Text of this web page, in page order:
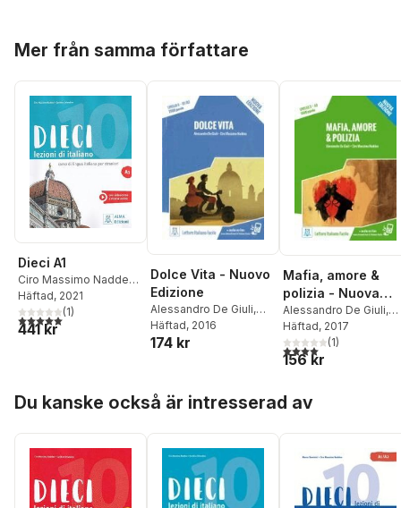
Mer från samma författare
Dieci A1
Ciro Massimo Naddeo ,
Euridice Orlandino
Häftad, 2021
5,0utav 5 stjärnor. Totalt antal röster:
(1)
441 kr
Dolce Vita - Nuovo
Edizione
Alessandro De Giuli,
Ciro Massimo Naddeo
Häftad, 2016
174 kr
Mafia, amore &
polizia - Nuova
Edizione. Livello 3
Alessandro De Giuli,
Ciro Massimo Naddeo
Häftad, 2017
4,0utav 5 stjärnor.
(1)
156 kr
Du kanske också är intresserad av